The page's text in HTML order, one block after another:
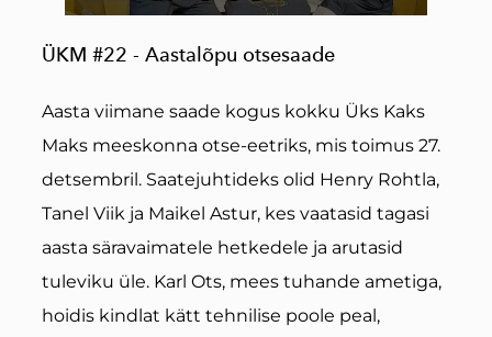
ÜKM #22 - Aastalõpu otsesaade
Aasta viimane saade kogus kokku Üks Kaks
Maks meeskonna otse-eetriks, mis toimus 27.
detsembril. Saatejuhtideks olid Henry Rohtla,
Tanel Viik ja Maikel Astur, kes vaatasid tagasi
aasta säravaimatele hetkedele ja arutasid
tuleviku üle. Karl Ots, mees tuhande ametiga,
hoidis kindlat kätt tehnilise poole peal,